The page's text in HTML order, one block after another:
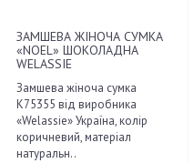
ЗАМШЕВА ЖІНОЧА СУМКА
«NOEL» ШОКОЛАДНА
WELASSIE
Замшева жіноча сумка
К75355 від виробника
«Welassie» Україна, колір
коричневий, матеріал
натуральн..